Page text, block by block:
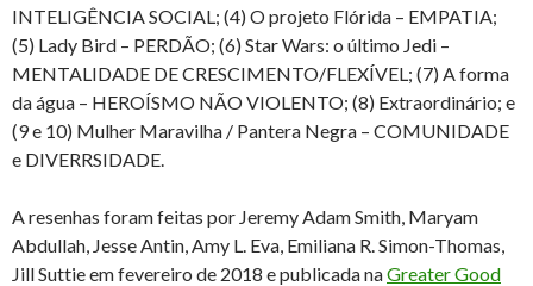
INTELIGÊNCIA SOCIAL; (4) O projeto Flórida – EMPATIA;
(5) Lady Bird – PERDÃO; (6) Star Wars: o último Jedi –
MENTALIDADE DE CRESCIMENTO/FLEXÍVEL; (7) A forma
da água – HEROÍSMO NÃO VIOLENTO; (8) Extraordinário; e
(9 e 10) Mulher Maravilha / Pantera Negra – COMUNIDADE
e DIVERRSIDADE.
A resenhas foram feitas por Jeremy Adam Smith, Maryam
Abdullah, Jesse Antin, Amy L. Eva, Emiliana R. Simon-Thomas,
Jill Suttie em fevereiro de 2018 e publicada naGreater Good